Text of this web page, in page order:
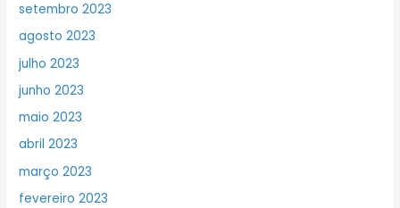
setembro 2023
agosto 2023
julho 2023
junho 2023
maio 2023
abril 2023
março 2023
fevereiro 2023